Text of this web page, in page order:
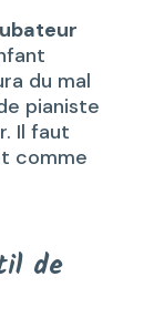
du mal
pianiste
Il faut
comme
de